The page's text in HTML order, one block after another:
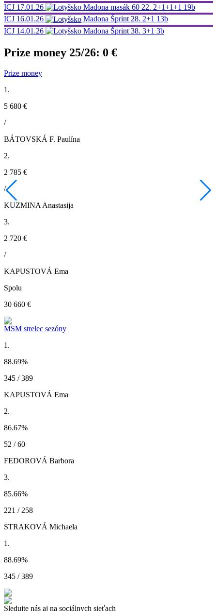
ICJ 17.01.26 Madona masák 60 22. 2+1+1+1 19b
ICJ 16.01.26 Madona Šprint 28. 2+1 13b
ICJ 14.01.26 Madona Šprint 38. 3+1 3b
Prize money 25/26: 0 €
Prize money
1.
5 680 €
/
BÁTOVSKÁ F. Paulína
2.
2 785 €
/
KUZMINA Anastasija
3.
2 720 €
/
KAPUSTOVÁ Ema
Spolu
30 660 €
MSM strelec sezóny
1.
88.69%
345 / 389
KAPUSTOVÁ Ema
2.
86.67%
52 / 60
FEDOROVÁ Barbora
3.
85.66%
221 / 258
STRAKOVÁ Michaela
1.
88.69%
345 / 389
Sledujte nás aj na sociálnych sieťach